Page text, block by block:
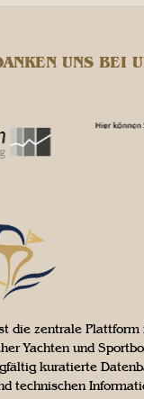
UNS BEI
die zentrale Plattform
Yachten und
kuratierte
technischen